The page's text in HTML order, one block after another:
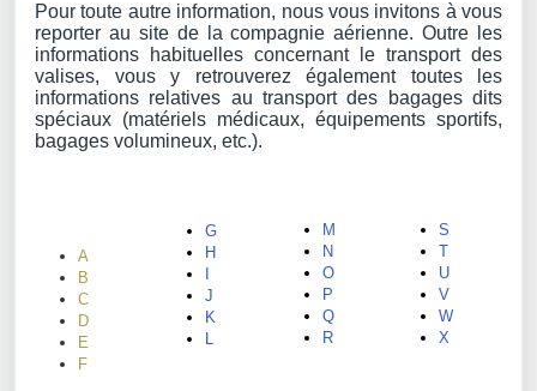
Pour toute autre information, nous vous invitons à vous
reporter au site de la compagnie aérienne. Outre les
informations habituelles concernant le transport des
valises, vous y retrouverez également toutes les
informations relatives au transport des bagages dits
spéciaux (matériels médicaux, équipements sportifs,
bagages volumineux, etc.).
A
B
C
D
E
F
G
H
J
K
L
M
N
O
P
Q
R
S
T
U
V
W
X